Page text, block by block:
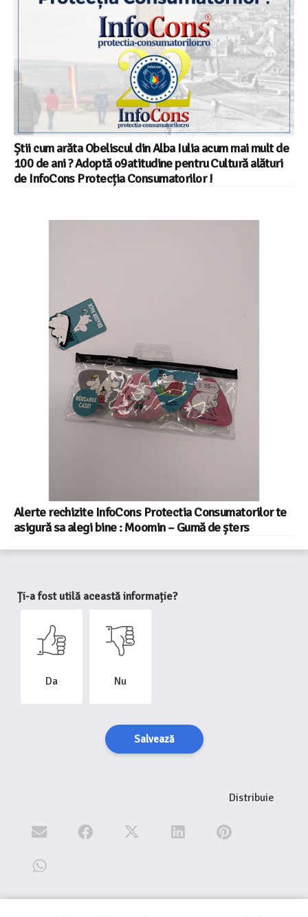
Știi cum arăta Obeliscul din Alba Iulia acum mai mult de
100 de ani ? Adoptă o9atitudine pentru Cultură alături
de InfoCons Protecția Consumatorilor !
Alerte rechizite InfoCons Protectia Consumatorilor te
asigură sa alegi bine : Moomin – Gumă de șters
Ți-a fost utilă această informație?
Da Nu
Salvează
Distribuie